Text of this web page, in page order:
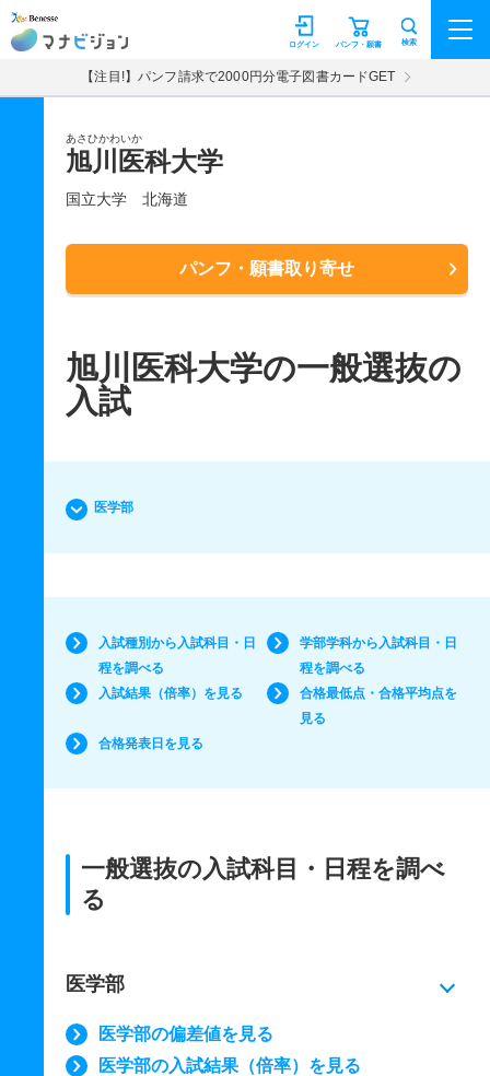
マナビジョン パンフ・願書
ログイン 検索
【注目!】パンフ請求で2000円分電子図書カードGET
あさひかわいか
旭川医科大学
国立大学 北海道
パンフ・願書取り寄せ
旭川医科大学の一般選抜の
入試
医学部
入試種別から入試科目・日
程を調べる
学部学科から入試科目・日
程を調べる
入試結果（倍率）を見る
合格最低点・合格平均点を
見る
合格発表日を見る
一般選抜の入試科目・日程を調べ
る
医学部
医学部の偏差値を見る
医学部の入試結果（倍率）を見る